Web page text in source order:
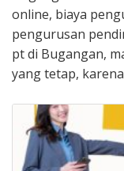
online, biaya
pengurusan
pt di Bugangan,
yang tetap,